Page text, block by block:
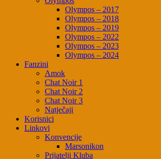
Olympos – 2017
Olympos – 2018
Olympos – 2019
Olympos – 2022
Olympos – 2023
Olympos – 2024
Fanzini
Amok
Chat Noir 1
Chat Noir 2
Chat Noir 3
Natječaji
Korisnici
Linkovi
Konvencije
Marsonikon
Prijatelji Kluba